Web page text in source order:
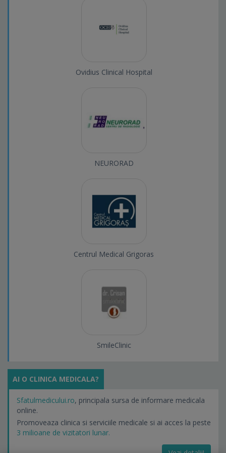
Ovidius Clinical Hospital
NEURORAD
Centrul Medical Grigoras
SmileClinic
AI O CLINICA MEDICALA?
Sfatulmedicului.ro, principala sursa de informare medicala
online.
Promoveaza clinica si serviciile medicale si ai acces la peste
3 milioane de vizitatori lunar.